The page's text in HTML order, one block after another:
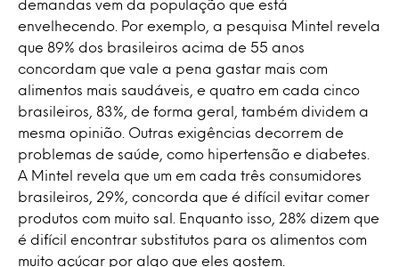
demandas vem da população que está
envelhecendo. Por exemplo, a pesquisa Mintel revela
que 89% dos brasileiros acima de 55 anos
concordam que vale a pena gastar mais com
alimentos mais saudáveis, e quatro em cada cinco
brasileiros, 83%, de forma geral, também dividem a
mesma opinião. Outras exigências decorrem de
problemas de saúde, como hipertensão e diabetes.
A Mintel revela que um em cada três consumidores
brasileiros, 29%, concorda que é difícil evitar comer
produtos com muito sal. Enquanto isso, 28% dizem que
é difícil encontrar substitutos para os alimentos com
muito açúcar por algo que eles gostem.